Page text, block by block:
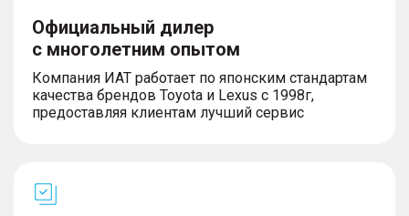
Официальный дилер
с многолетним опытом
Компания ИАТ работает по японским стандартам
качества брендов Toyota и Lexus с 1998г,
предоставляя клиентам лучший сервис